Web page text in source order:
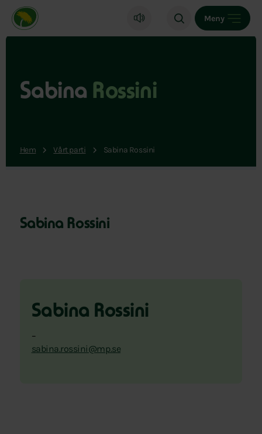
Miljöpartiet de gröna, startsida
Meny
Sabina Rossini
Hem Vårt parti Sabina Rossini
Sabina Rossini
Sabina Rossini
–
sabina.rossini@mp.se